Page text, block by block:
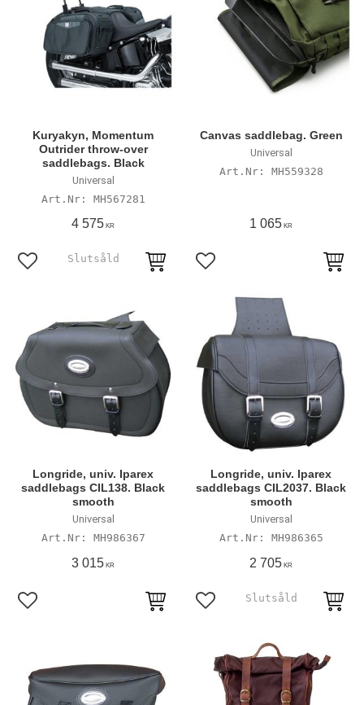
Kuryakyn, Momentum
Outrider throw-over
saddlebags. Black
Universal
MH567281
4 575 KR
Lägg till i favoriter
Canvas saddlebag. Green
Universal
MH559328
1 065 KR
Lägg till i favoriter
Longride, univ. Iparex
saddlebags CIL138. Black
smooth
Universal
MH986367
3 015 KR
Lägg till i favoriter
Longride, univ. Iparex
saddlebags CIL2037. Black
smooth
Universal
MH986365
2 705 KR
Lägg till i favoriter